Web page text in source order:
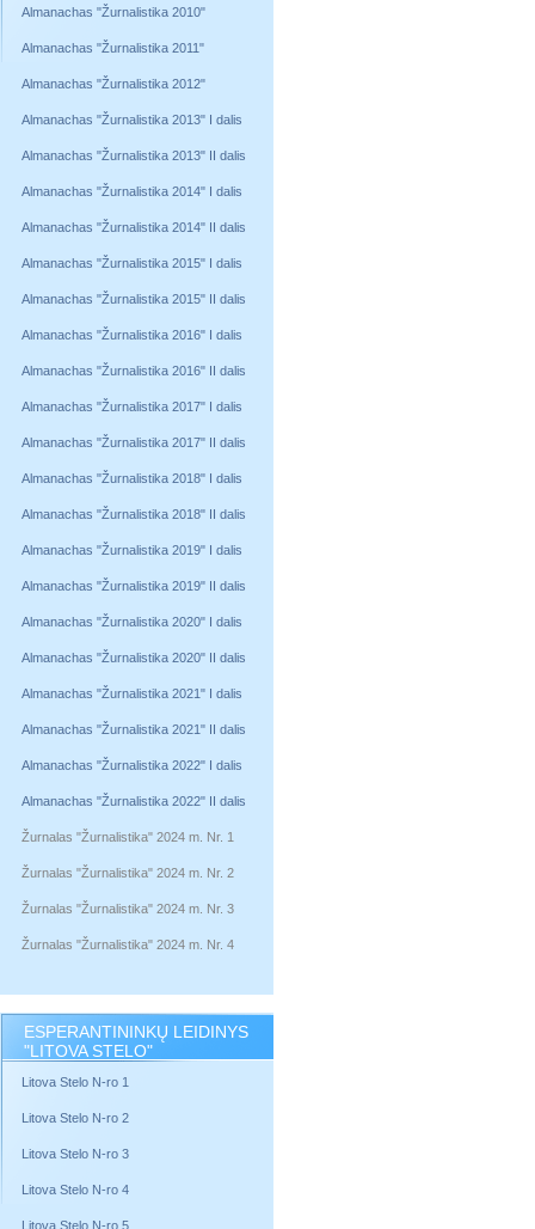
Almanachas "Žurnalistika 2010"
Almanachas "Žurnalistika 2011"
Almanachas "Žurnalistika 2012"
Almanachas "Žurnalistika 2013" I dalis
Almanachas "Žurnalistika 2013" II dalis
Almanachas "Žurnalistika 2014" I dalis
Almanachas "Žurnalistika 2014" II dalis
Almanachas "Žurnalistika 2015" I dalis
Almanachas "Žurnalistika 2015" II dalis
Almanachas "Žurnalistika 2016" I dalis
Almanachas "Žurnalistika 2016" II dalis
Almanachas "Žurnalistika 2017" I dalis
Almanachas "Žurnalistika 2017" II dalis
Almanachas "Žurnalistika 2018" I dalis
Almanachas "Žurnalistika 2018" II dalis
Almanachas "Žurnalistika 2019" I dalis
Almanachas "Žurnalistika 2019" II dalis
Almanachas "Žurnalistika 2020" I dalis
Almanachas "Žurnalistika 2020" II dalis
Almanachas "Žurnalistika 2021" I dalis
Almanachas "Žurnalistika 2021" II dalis
Almanachas "Žurnalistika 2022" I dalis
Almanachas "Žurnalistika 2022" II dalis
Žurnalas "Žurnalistika" 2024 m. Nr. 1
Žurnalas "Žurnalistika" 2024 m. Nr. 2
Žurnalas "Žurnalistika" 2024 m. Nr. 3
Žurnalas "Žurnalistika" 2024 m. Nr. 4
ESPERANTININKŲ LEIDINYS
"LITOVA STELO"
Litova Stelo N-ro 1
Litova Stelo N-ro 2
Litova Stelo N-ro 3
Litova Stelo N-ro 4
Litova Stelo N-ro 5